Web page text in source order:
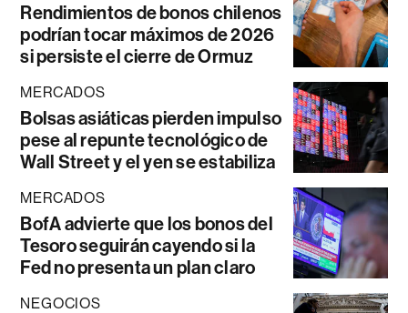
Rendimientos de bonos chilenos
podrían tocar máximos de 2026
si persiste el cierre de Ormuz
MERCADOS
Bolsas asiáticas pierden impulso
pese al repunte tecnológico de
Wall Street y el yen se estabiliza
MERCADOS
BofA advierte que los bonos del
Tesoro seguirán cayendo si la
Fed no presenta un plan claro
NEGOCIOS